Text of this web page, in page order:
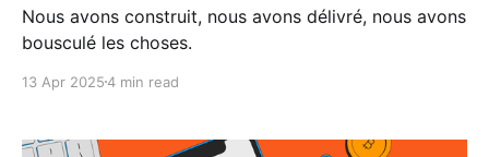
Nous avons construit, nous avons délivré, nous avons
bousculé les choses.
13 Apr 20254 min read